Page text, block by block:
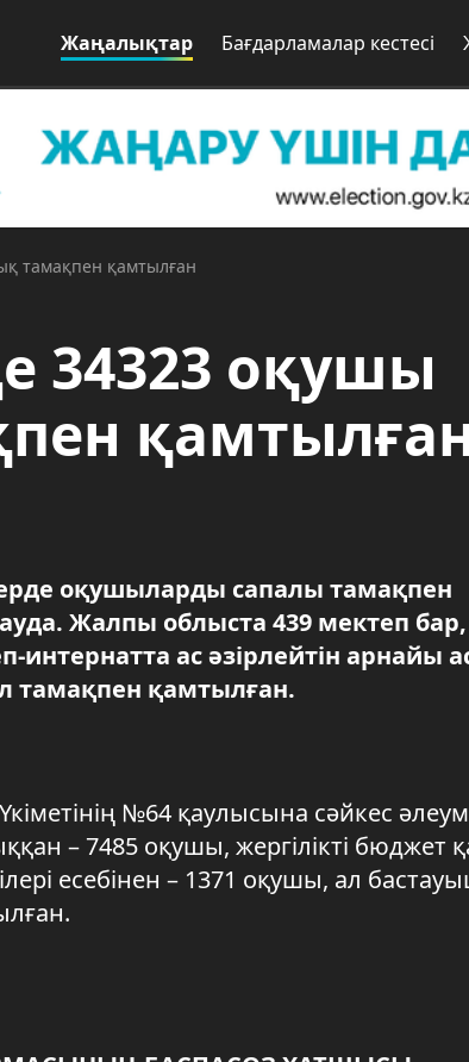
Жаңалықтар Бағдарламалар кестесі
тамақпен қамтылған
34323 оқушы
оқушыларды сапалы тамақпен
Жалпы облыста 439 мектеп бар,
ас әзірлейтін арнайы
тамақпен қамтылған.
№64 қаулысына сәйкес
– 7485 оқушы, жергілікті бюджет
есебінен – 1371 оқушы, ал